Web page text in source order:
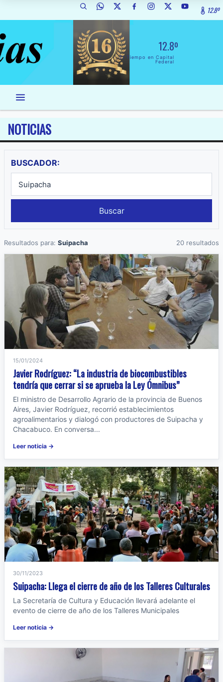
12.8º
12.8º
El Tiempo en Capital
Federal
NOTICIAS
BUSCADOR:
Buscar
Resultados para: Suipacha 20 resultados
15/01/2024
Javier Rodríguez: “La industria de biocombustibles
tendría que cerrar si se aprueba la Ley Ómnibus”
El ministro de Desarrollo Agrario de la provincia de Buenos
Aires, Javier Rodríguez, recorrió establecimientos
agroalimentarios y dialogó con productores de Suipacha y
Chacabuco. En conversa...
Leer noticia →
30/11/2023
Suipacha: Llega el cierre de año de los Talleres Culturales
La Secretaría de Cultura y Educación llevará adelante el
evento de cierre de año de los Talleres Municipales
Leer noticia →